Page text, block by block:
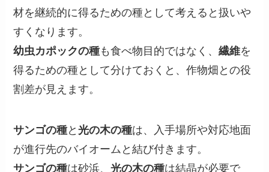
材を継続的に得るための種として考えると扱いや
すくなります。
幼虫カポックの種も食べ物目的ではなく、繊維を
得るための種として分けておくと、作物畑との役
割差が見えます。
サンゴの種と光の木の種は、入手場所や対応地面
が進行先のバイオームと結び付きます。
サンゴの種は砂浜、光の木の種は結晶が必要で